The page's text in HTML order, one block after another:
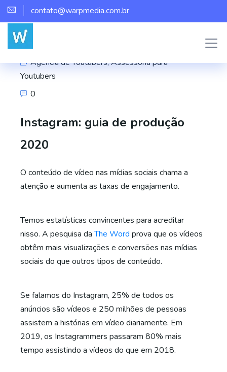
contato@warpmedia.com.br
Agência de Youtubers,Assessoria para
Youtubers
0
Instagram: guia de produção
2020
O conteúdo de vídeo nas mídias sociais chama a
atenção e aumenta as taxas de engajamento.
Temos estatísticas convincentes para acreditar
nisso. A pesquisa daThe Word prova que os vídeos
obtêm mais visualizações e conversões nas mídias
sociais do que outros tipos de conteúdo.
Se falamos do Instagram, 25% de todos os
anúncios são vídeos e 250 milhões de pessoas
assistem a histórias em vídeo diariamente. Em
2019, os Instagrammers passaram 80% mais
tempo assistindo a vídeos do que em 2018.